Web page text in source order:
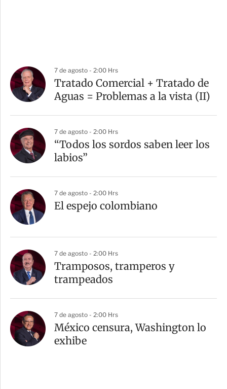
7 de agosto - 2:00 Hrs
Tratado Comercial + Tratado de
Aguas = Problemas a la vista (II)
7 de agosto - 2:00 Hrs
“Todos los sordos saben leer los
labios”
7 de agosto - 2:00 Hrs
El espejo colombiano
7 de agosto - 2:00 Hrs
Tramposos, tramperos y
trampeados
7 de agosto - 2:00 Hrs
México censura, Washington lo
exhibe